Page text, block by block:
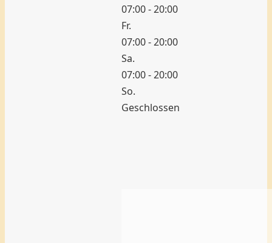
07:00 - 20:00
Fr.
07:00 - 20:00
Sa.
07:00 - 20:00
So.
Geschlossen